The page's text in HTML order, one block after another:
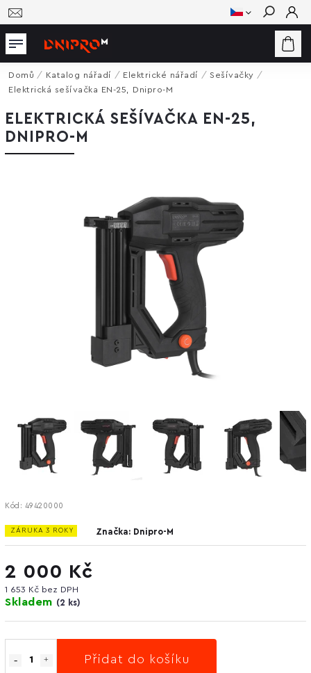
Hledat
Domů / Katalog nářadí / Elektrické nářadí / Sešívačky /
Elektrická sešívačka EN-25, Dnipro-M
ELEKTRICKÁ SEŠÍVAČKA EN-25,
DNIPRO-M
Kód: 49420000
ZÁRUKA 3 ROKY Značka: Dnipro-M
2 000 Kč
1 653 Kč bez DPH
Skladem (2 ks)
Přidat do košíku